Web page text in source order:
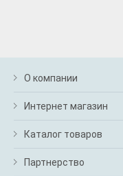
О компании
Интернет магазин
Каталог товаров
Партнерство